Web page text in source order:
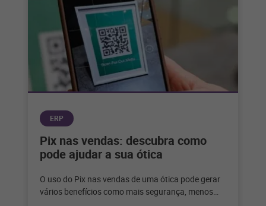
ERP
Pix nas vendas: descubra como
pode ajudar a sua ótica
O uso do Pix nas vendas de uma ótica pode gerar
vários benefícios como mais segurança, menos